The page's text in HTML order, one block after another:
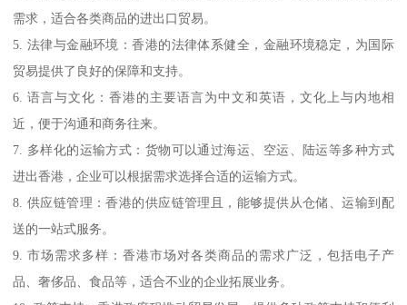
需求，适合各类商品的进出口贸易。
5. 法律与金融环境：香港的法律体系健全，金融环境稳定，为国际
贸易提供了良好的保障和支持。
6. 语言与文化：香港的主要语言为中文和英语，文化上与内地相
近，便于沟通和商务往来。
7. 多样化的运输方式：货物可以通过海运、空运、陆运等多种方式
进出香港，企业可以根据需求选择合适的运输方式。
8. 供应链管理：香港的供应链管理且，能够提供从仓储、运输到配
送的一站式服务。
9. 市场需求多样：香港市场对各类商品的需求广泛，包括电子产
品、奢侈品、食品等，适合不业的企业拓展业务。